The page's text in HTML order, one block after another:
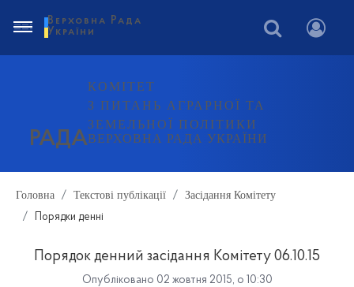
РАДА
КОМІТЕТ
З ПИТАНЬ АГРАРНОЇ ТА
ЗЕМЕЛЬНОЇ ПОЛІТИКИ
ВЕРХОВНА РАДА УКРАЇНИ
Верховна Рада
України
Головна Текстові публікації Засідання Комітету
Порядки денні
Порядок денний засідання Комітету 06.10.15
Опубліковано 02 жовтня 2015, о 10:30